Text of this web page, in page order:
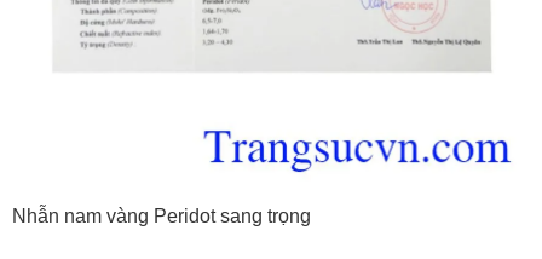
Nhẫn nam vàng Peridot sang trọng